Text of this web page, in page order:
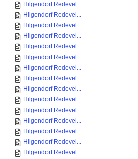
Hilgendorf Redevel...
Hilgendorf Redevel...
Hilgendorf Redevel...
Hilgendorf Redevel...
Hilgendorf Redevel...
Hilgendorf Redevel...
Hilgendorf Redevel...
Hilgendorf Redevel...
Hilgendorf Redevel...
Hilgendorf Redevel...
Hilgendorf Redevel...
Hilgendorf Redevel...
Hilgendorf Redevel...
Hilgendorf Redevel...
Hilgendorf Redevel...